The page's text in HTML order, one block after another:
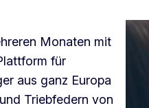
Monaten mit
für
aus ganz Europa
Triebfedern von